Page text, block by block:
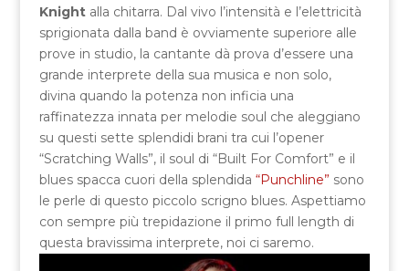
Knightalla chitarra. Dal vivo l’intensità e l’elettricità
sprigionata dalla band è ovviamente superiore alle
prove in studio, la cantante dà prova d’essere una
grande interprete della sua musica e non solo,
divina quando la potenza non inficia una
raffinatezza innata per melodie soul che aleggiano
su questi sette splendidi brani tra cui l’opener
“Scratching Walls”, il soul di “Built For Comfort” e il
blues spacca cuori della splendida “Punchline” sono
le perle di questo piccolo scrigno blues. Aspettiamo
con sempre più trepidazione il primo full length di
questa bravissima interprete, noi ci saremo.